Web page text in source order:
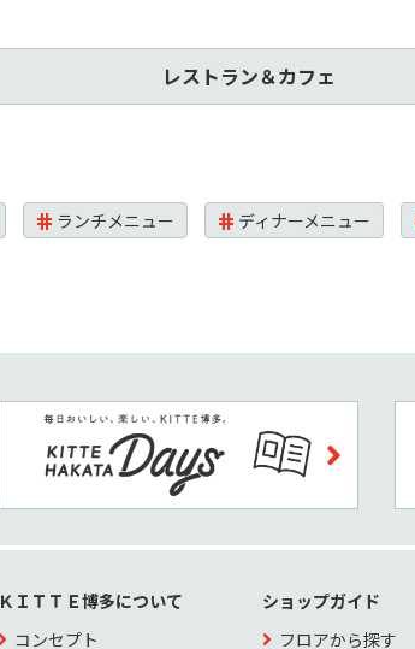
レストラン＆カフェ
ランチメニュー ディナーメニュー
ＫＩＴＴＥ博多について
コンセプト
ショップガイド
フロアから探す